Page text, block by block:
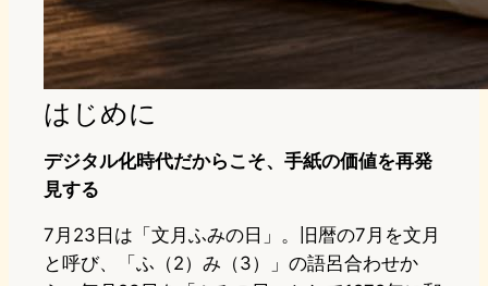
はじめに
デジタル化時代だからこそ、手紙の価値を再発
見する
7月23日は「文月ふみの日」。旧暦の7月を文月
と呼び、「ふ（2）み（3）」の語呂合わせか